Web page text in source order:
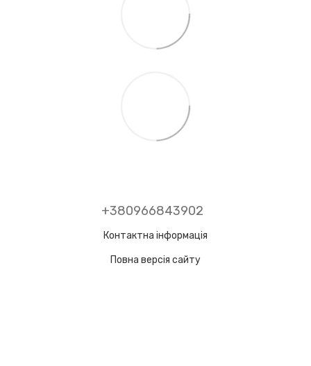
+380966843902
Контактна інформація
Повна версія сайту